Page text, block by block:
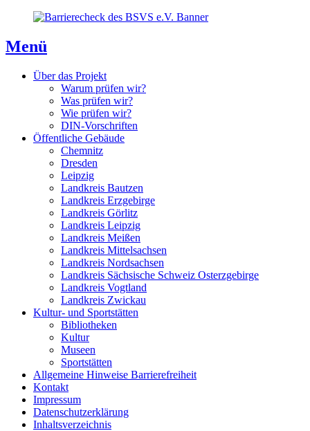
Inhaltsverzeichnis
Kontaktseite
Inhalt
Menü
Über das Projekt
Warum prüfen wir?
Was prüfen wir?
Wie prüfen wir?
DIN-Vorschriften
Öffentliche Gebäude
Chemnitz
Dresden
Leipzig
Landkreis Bautzen
Landkreis Erzgebirge
Landkreis Görlitz
Landkreis Leipzig
Landkreis Meißen
Landkreis Mittelsachsen
Landkreis Nordsachsen
Landkreis Sächsische Schweiz Osterzgebirge
Landkreis Vogtland
Landkreis Zwickau
Kultur- und Sportstätten
Bibliotheken
Kultur
Museen
Sportstätten
Allgemeine Hinweise Barrierefreiheit
Kontakt
Impressum
Datenschutzerklärung
Inhaltsverzeichnis